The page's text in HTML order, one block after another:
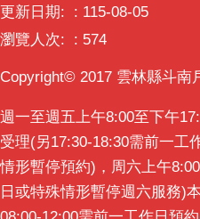
流
關
結
更新日期:
115-08-05
瀏覽人次:
574
Copyright© 2017 雲林縣斗南
週一至週五上午8:00至下午
受理(另17:30-18:30需前一工
情形暫停預約)，周六上午
日或特殊情形暫停週六服務)